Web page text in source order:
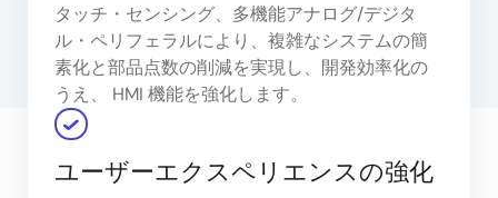
タッチ・センシング、多機能アナログ/デジタ
ル・ペリフェラルにより、複雑なシステムの簡
素化と部品点数の削減を実現し、開発効率化の
うえ、 HMI 機能を強化します。
ユーザーエクスペリエンスの強化